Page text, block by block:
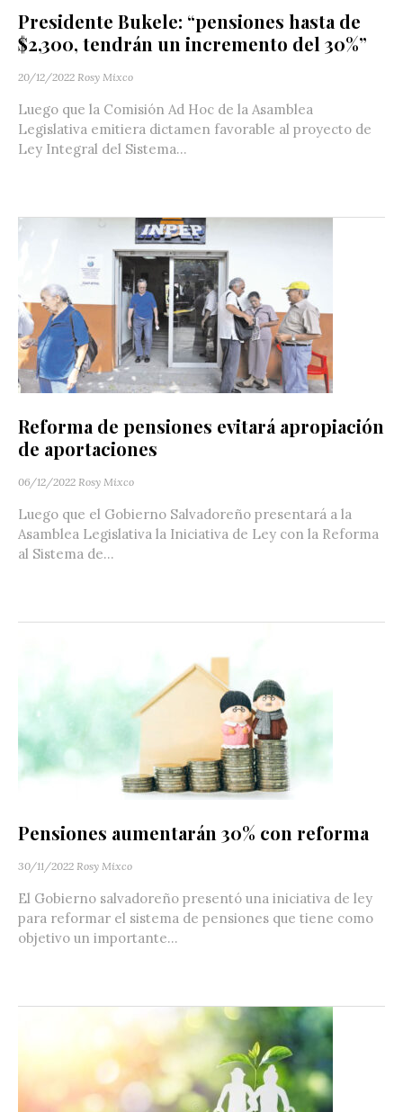
Presidente Bukele: “pensiones hasta de
$2,300, tendrán un incremento del 30%”
20/12/2022 Rosy Mixco
Luego que la Comisión Ad Hoc de la Asamblea
Legislativa emitiera dictamen favorable al proyecto de
Ley Integral del Sistema...
Reforma de pensiones evitará apropiación
de aportaciones
06/12/2022 Rosy Mixco
Luego que el Gobierno Salvadoreño presentará a la
Asamblea Legislativa la Iniciativa de Ley con la Reforma
al Sistema de...
Pensiones aumentarán 30% con reforma
30/11/2022 Rosy Mixco
El Gobierno salvadoreño presentó una iniciativa de ley
para reformar el sistema de pensiones que tiene como
objetivo un importante...